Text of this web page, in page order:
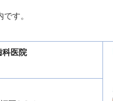
す。
科医院